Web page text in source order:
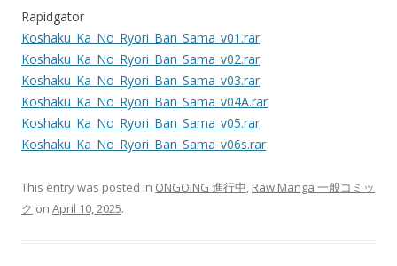
Rapidgator
Koshaku_Ka_No_Ryori_Ban_Sama_v01.rar
Koshaku_Ka_No_Ryori_Ban_Sama_v02.rar
Koshaku_Ka_No_Ryori_Ban_Sama_v03.rar
Koshaku_Ka_No_Ryori_Ban_Sama_v04A.rar
Koshaku_Ka_No_Ryori_Ban_Sama_v05.rar
Koshaku_Ka_No_Ryori_Ban_Sama_v06s.rar
This entry was posted in ONGOING 進行中, Raw Manga 一般コミッ
ク on April 10, 2025.